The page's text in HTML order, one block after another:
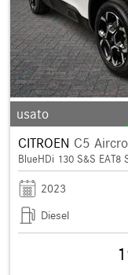
usato
CITROEN C5
BlueHDi 130 S&S EAT8
2023
Diesel